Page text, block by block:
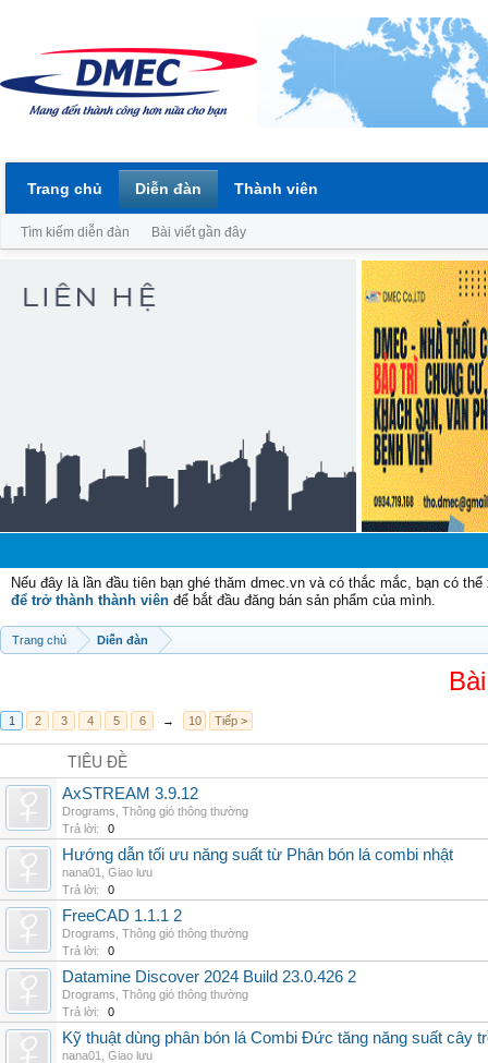
Nếu đây là lần đầu tiên bạn ghé thăm dmec.vn và có thắc mắc, bạn có
để trở thành thành viên để bắt đầu đăng bán sản phẩm của mình.
Trang chủ Diễn đàn
1 2 3 4 5 6 → 10 Tiếp >
TIÊU ĐỀ
AxSTREAM 3.9.12
Drograms Thông gió thông thường
Trả lời:
0
Hướng dẫn tối ưu năng suất từ Phân bón lá combi nhật
nana01
Giao lưu
Trả lời:
0
FreeCAD 1.1.1 2
Drograms Thông gió thông thường
Trả lời:
0
Datamine Discover 2024 Build 23.0.426 2
Drograms Thông gió thông thường
Trả lời:
0
Kỹ thuật dùng phân bón lá Combi Đức tăng năng suất cây
nana01
Giao lưu
Trang chủ Diễn đàn
Tìm kiếm diễn đàn Bài viết gần đây
Thành viên